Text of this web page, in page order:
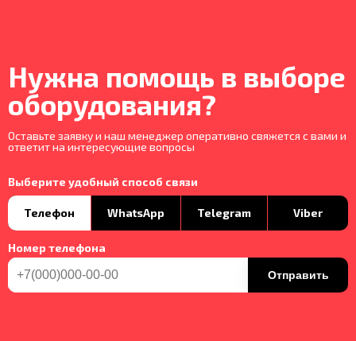
Нужна помощь в выборе
оборудования?
Оставьте заявку и наш менеджер оперативно свяжется с вами и
ответит на интересующие вопросы
Выберите удобный способ связи
Телефон WhatsApp Telegram Viber
Номер телефона
Отправить